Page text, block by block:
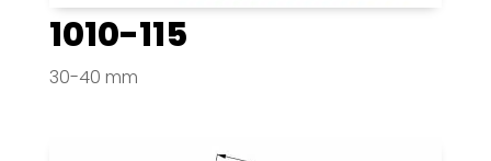
1010-115
30-40 mm